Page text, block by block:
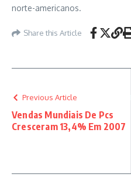
norte-americanos.
Share this Article
Previous Article
Vendas Mundiais De Pcs
Cresceram 13,4% Em 2007